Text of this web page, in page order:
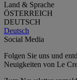
Land & Sprache
ÖSTERREICH
DEUTSCH
Deutsch
Social Media
Folgen Sie uns und
Neuigkeiten von Le